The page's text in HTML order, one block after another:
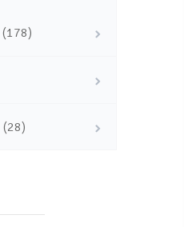
(178)
(28)